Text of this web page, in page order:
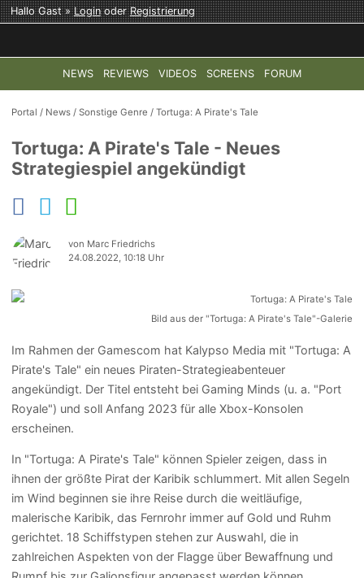
Hallo Gast »LoginoderRegistrierung
NEWS REVIEWS VIDEOS SCREENS FORUM
TOP-THEMEN: COD: MODERN WARFARE 4 HALO:
Portal / News /Sonstige Genre /Tortuga: A Pirate's Tale
Tortuga: A Pirate's Tale - Neues
Strategiespiel angekündigt
von Marc Friedrichs
24.08.2022, 10:18 Uhr
Bild aus der "Tortuga: A Pirate's Tale"-Galerie
Im Rahmen der Gamescom hat Kalypso Media mit "Tortuga: A
Pirate's Tale" ein neues Piraten-Strategieabenteuer
angekündigt. Der Titel entsteht bei Gaming Minds (u. a. "Port
Royale") und soll Anfang 2023 für alle Xbox-Konsolen
erscheinen.
In "Tortuga: A Pirate's Tale" können Spieler zeigen, dass in
ihnen der größte Pirat der Karibik schlummert. Mit allen Segeln
im Wind beginnen sie ihre Reise durch die weitläufige,
malerische Karibik, das Fernrohr immer auf Gold und Ruhm
gerichtet. 18 Schiffstypen stehen zur Auswahl, die in
zahlreichen Aspekten von der Flagge über Bewaffnung und